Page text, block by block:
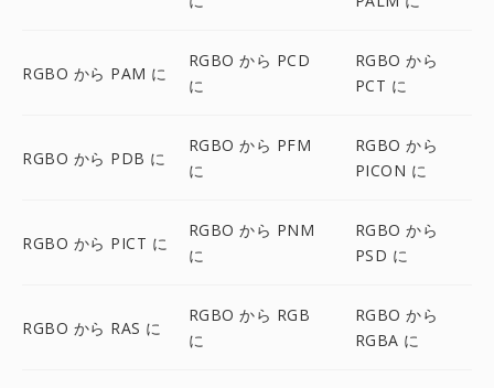
RGBO から PAM に
RGBO から PCD
に
RGBO から
PCT に
RGBO から PDB に
RGBO から PFM
に
RGBO から
PICON に
RGBO から PICT に
RGBO から PNM
に
RGBO から
PSD に
RGBO から RAS に
RGBO から RGB
に
RGBO から
RGBA に